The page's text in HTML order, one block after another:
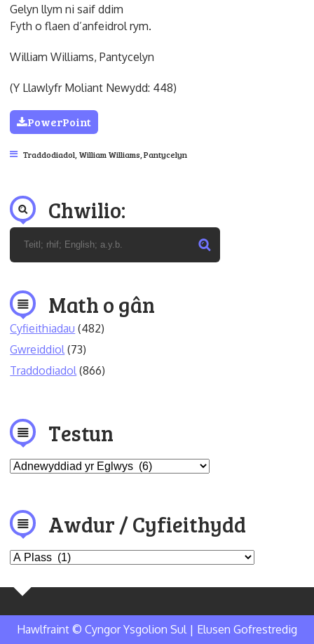
Gelyn llym ni saif ddim
Fyth o flaen d’anfeidrol rym.
William Williams, Pantycelyn
(Y Llawlyfr Moliant Newydd: 448)
PowerPoint
Traddodiadol William Williams, Pantycelyn
Chwilio:
Math o gân
Cyfieithiadau (482)
Gwreiddiol (73)
Traddodiadol (866)
Testun
Awdur / Cyfieithydd
Hawlfraint © Cyngor Ysgolion Sul | Elusen Gofrestredig